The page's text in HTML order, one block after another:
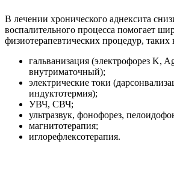
В лечении хронического аднексита
воспалительного процесса помогает
физиотерапевтических процедур, таких
гальванизация (электрофорез K,
внутриматочный);
электрические токи
индуктотермия);
УВЧ, СВЧ;
ультразвук, фонофорез,
магнитотерапия;
иглорефлексотерапия.